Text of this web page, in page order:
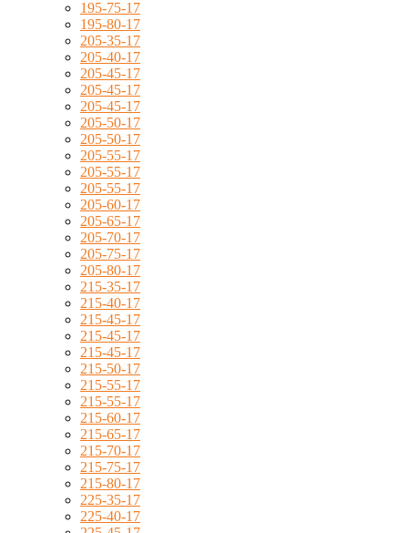
195-75-17
195-80-17
205-35-17
205-40-17
205-45-17
205-45-17
205-45-17
205-50-17
205-50-17
205-55-17
205-55-17
205-55-17
205-60-17
205-65-17
205-70-17
205-75-17
205-80-17
215-35-17
215-40-17
215-45-17
215-45-17
215-45-17
215-50-17
215-55-17
215-55-17
215-60-17
215-65-17
215-70-17
215-75-17
215-80-17
225-35-17
225-40-17